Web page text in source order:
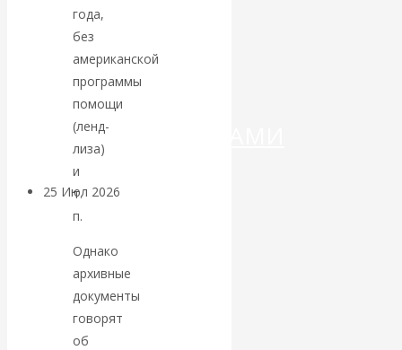
ДЕНЕГ»: КИТАЙ
ВЕДЁТ БОРЬБУ
КРИПТОВАЛЮТАМИ
25 Июл 2026
Валентин
КАтасонов.
Может ли
года,
без
американской
программы
помощи
(ленд-
лиза)
и
т.
п.
Однако
архивные
документы
говорят
об